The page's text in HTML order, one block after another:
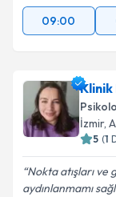
09:00
Klinik
İzmir,
5 (1
Nokta atışları
aydınlanmamı